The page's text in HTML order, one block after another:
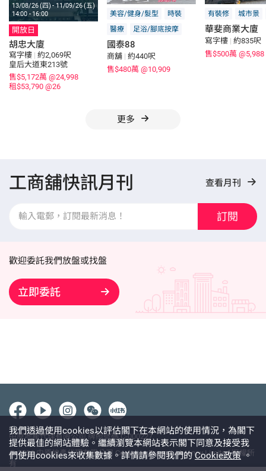
13/08/26 (四) - 11/09/26 (五)
14:00 - 16:00
開放日
胡忠大廈
寫字樓 | 約2,069呎
皇后大道東213號
售$5,172萬 @24,998
租$53,790 @26
美容/健身/髮型
時裝
醫療
足浴/腳底按摩
國泰88
商舖 | 約440呎
售$480萬 @10,909
有裝修 城市景
華斐商業大廈
寫字樓 | 約835呎
售$500萬 @5,988
更多
工商舖快訊月刊 查看月刊
訂閱
歡迎委託我們放盤或找盤
立即委託
中原地產代理有限公司 牌照號碼 C-000227
@ 2026 中原地產代理有限公司 Centaline Property Agency Limited 版權所
有
我們透過使用cookies以評估閣下在本網站的使用情況，為閣下
提供最佳的網站體驗。繼續瀏覽本網站表示閣下同意及接受我
們使用cookies來收集數據。詳情請參閱我們的Cookie政策。